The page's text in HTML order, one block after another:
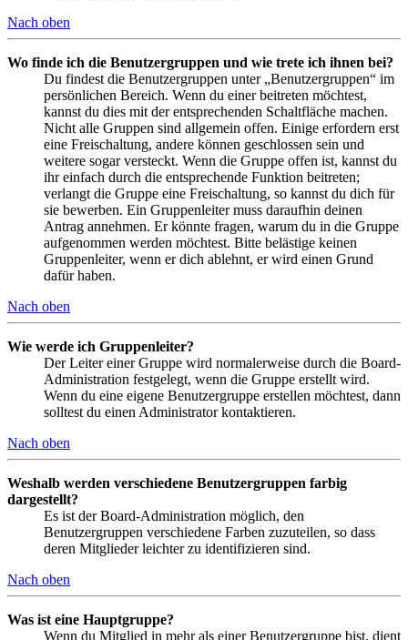
Nach oben
Wo finde ich die Benutzergruppen und wie trete ich ihnen bei?
Du findest die Benutzergruppen unter „Benutzergruppen“ im
persönlichen Bereich. Wenn du einer beitreten möchtest,
kannst du dies mit der entsprechenden Schaltfläche machen.
Nicht alle Gruppen sind allgemein offen. Einige erfordern erst
eine Freischaltung, andere können geschlossen sein und
weitere sogar versteckt. Wenn die Gruppe offen ist, kannst du
ihr einfach durch die entsprechende Funktion beitreten;
verlangt die Gruppe eine Freischaltung, so kannst du dich für
sie bewerben. Ein Gruppenleiter muss daraufhin deinen
Antrag annehmen. Er könnte fragen, warum du in die Gruppe
aufgenommen werden möchtest. Bitte belästige keinen
Gruppenleiter, wenn er dich ablehnt, er wird einen Grund
dafür haben.
Nach oben
Wie werde ich Gruppenleiter?
Der Leiter einer Gruppe wird normalerweise durch die Board-
Administration festgelegt, wenn die Gruppe erstellt wird.
Wenn du eine eigene Benutzergruppe erstellen möchtest, dann
solltest du einen Administrator kontaktieren.
Nach oben
Weshalb werden verschiedene Benutzergruppen farbig
dargestellt?
Es ist der Board-Administration möglich, den
Benutzergruppen verschiedene Farben zuzuteilen, so dass
deren Mitglieder leichter zu identifizieren sind.
Nach oben
Was ist eine Hauptgruppe?
Wenn du Mitglied in mehr als einer Benutzergruppe bist, dient